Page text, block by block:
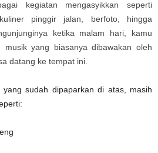
kegiatan mengasyikkan seperti
pinggir jalan, berfoto, hingga
ketika malam hari, kamu
musik yang biasanya dibawakan oleh
datang ke tempat ini.
yang sudah dipaparkan di atas, masih